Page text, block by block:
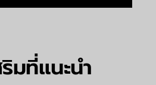
มที่แนะนำ